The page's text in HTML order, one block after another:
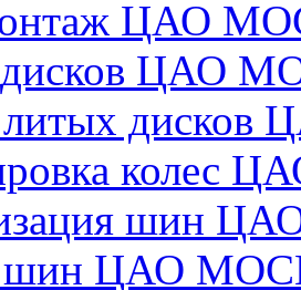
ЦАО
дисков ЦАО
литых
колес
шин
шин ЦАО